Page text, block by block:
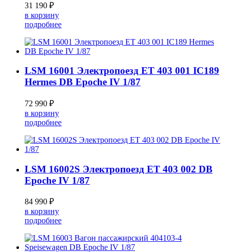
31 190 ₽
в корзину
подробнее
LSM 16001 Электропоезд ET 403 001 IC189
Hermes DB Epoche IV 1/87
72 990 ₽
в корзину
подробнее
LSM 16002S Электропоезд ET 403 002 DB
Epoche IV 1/87
84 990 ₽
в корзину
подробнее